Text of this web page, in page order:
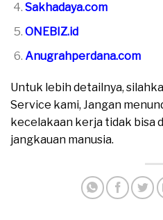
Sakhadaya.com
ONEBIZ.id
Anugrahperdana.com
Untuk lebih detailnya,
Service kami, Jangan
kecelakaan kerja tidak bisa
jangkauan manusia.